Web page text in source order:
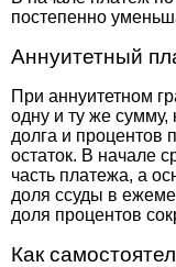
постепенно
Аннуитетный
При аннуитетном
одну и ту же сумму,
долга и процентов
остаток. В начале
часть платежа, а
доля ссуды в
доля процентов
Как